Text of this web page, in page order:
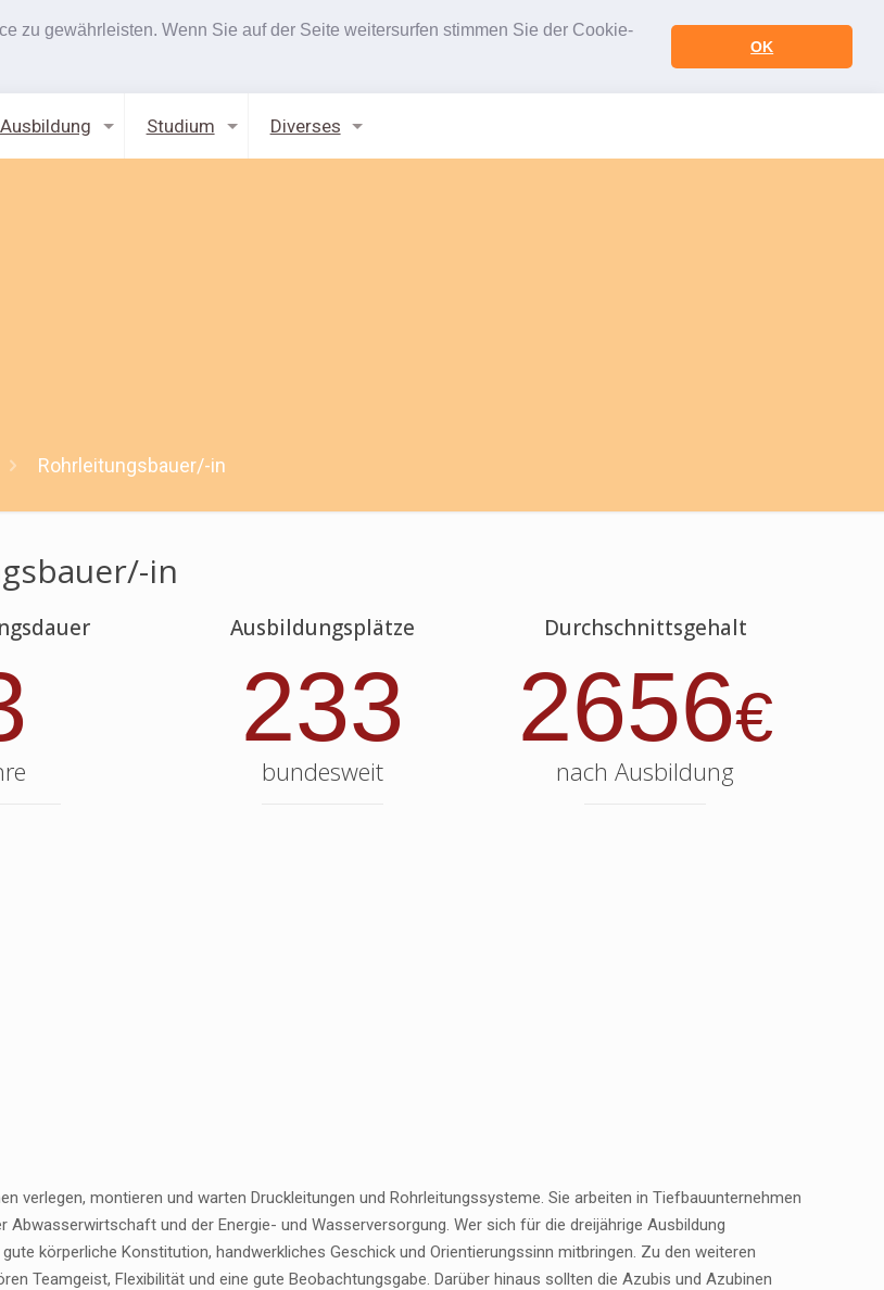
zu gewährleisten. Wenn Sie auf der Seite weitersurfen stimmen Sie der Cookie-
OK
Studium Diverses
Rohrleitungsbauer/-in
in
Ausbildungsplätze
233
bundesweit
Durchschnittsgehalt
2656€
nach Ausbildung
verlegen, montieren und warten Druckleitungen und Rohrleitungssysteme. Sie arbeiten in Tiefbauunternehmen
Abwasserwirtschaft und der Energie- und Wasserversorgung. Wer sich für die dreijährige Ausbildung
körperliche Konstitution, handwerkliches Geschick und Orientierungssinn mitbringen. Zu den weiteren
Teamgeist, Flexibilität und eine gute Beobachtungsgabe. Darüber hinaus sollten die Azubis und Azubinen